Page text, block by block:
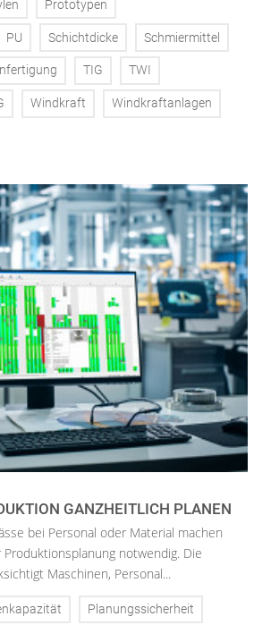
Prototypen
PU Schichtdicke Schmiermittel
TIG TWI
Windkraft Windkraftanlagen
GANZHEITLICH PLANEN
bei Personal oder Material machen
notwendig. Die
Maschinen, Personal...
Planungssicherheit